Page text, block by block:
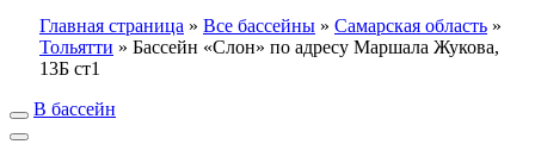
Главная страница » Все бассейны » Самарская область »
Тольятти » Бассейн «Слон» по адресу Маршала Жукова,
13Б ст1
В бассейн